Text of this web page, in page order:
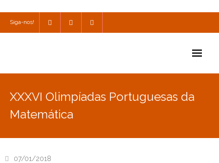
Siga-nos!
XXXVI Olimpíadas Portuguesas da
Matemática
07/01/2018